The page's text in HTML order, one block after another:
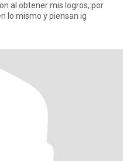
al obtener mis logros, por
lo mismo y piensan ig